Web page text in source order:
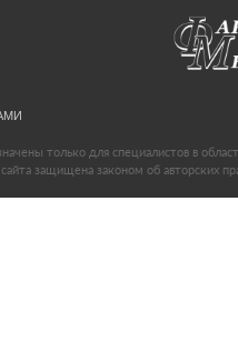
только для специалистов в
защищена законом об авторских